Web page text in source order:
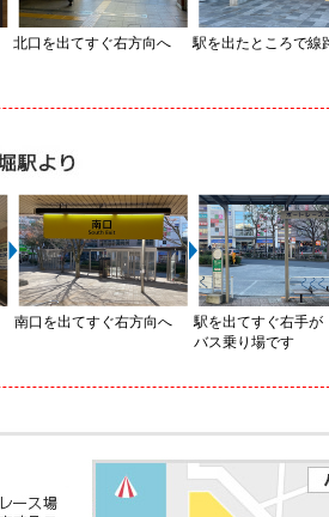
北口を出てすぐ右方向へ 駅を出たところで線
南口を出てすぐ右方向へ
駅を出てすぐ右手が
バス乗り場です